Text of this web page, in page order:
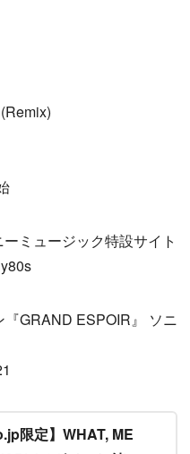
ミュージック特設サイト
GRAND ESPOIR』 ソニ
限定】WHAT, ME